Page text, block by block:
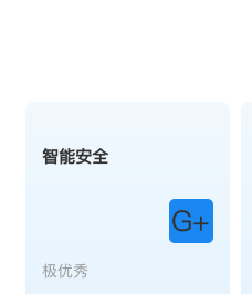
智能安全
极优秀
G+